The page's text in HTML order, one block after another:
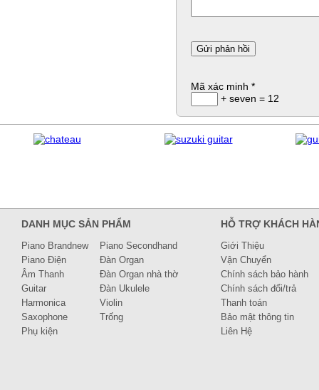
Mã xác minh *
+ seven = 12
DANH MỤC SẢN PHẨM
Piano Brandnew
Piano Secondhand
Piano Điện
Đàn Organ
Âm Thanh
Đàn Organ nhà thờ
Guitar
Đàn Ukulele
Harmonica
Violin
Saxophone
Trống
Phụ kiện
HỖ TRỢ KHÁCH
Giới Thiệu
Vận Chuyển
Chính sách bảo hành
Chính sách đổi/trả
Thanh toán
Bảo mật thông tin
Liên Hệ